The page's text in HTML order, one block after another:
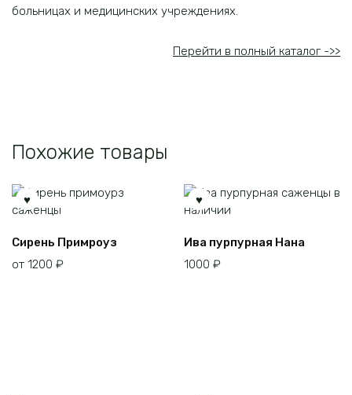
больницах и медицинских учреждениях.
Перейти в полный каталог ->>
Похожие товары
товар
Сирень Примроуз
от 1200 ₽
Ива пурпурная Нана
1000 ₽